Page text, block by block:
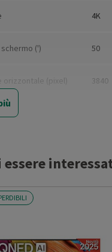
4K
(') 50
orizzontale (pixel) 3840
verticale (pixel)
inclusi No